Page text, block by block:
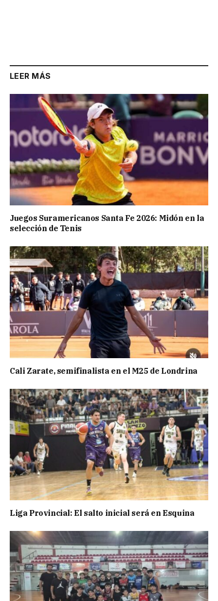
LEER MÁS
Juegos Suramericanos Santa Fe 2026: Midón en la
selección de Tenis
Cali Zarate, semifinalista en el M25 de Londrina
Liga Provincial: El salto inicial será en Esquina